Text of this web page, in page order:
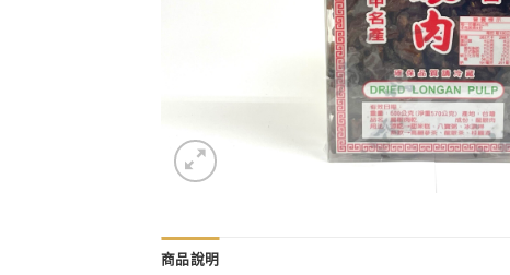
商品說明